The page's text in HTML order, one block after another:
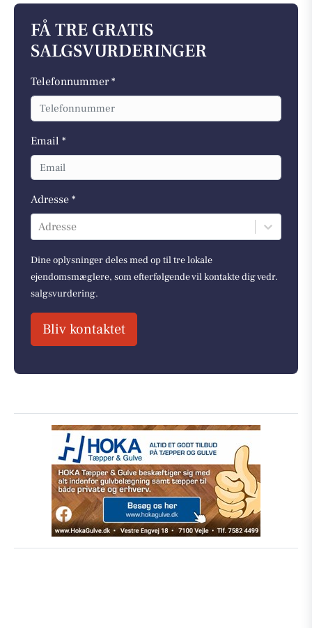
FÅ TRE GRATIS
SALGSVURDERINGER
Telefonnummer *
Email *
Adresse *
Adresse
Dine oplysninger deles med op til tre lokale
ejendomsmæglere, som efterfølgende vil kontakte dig vedr.
salgsvurdering.
Bliv kontaktet